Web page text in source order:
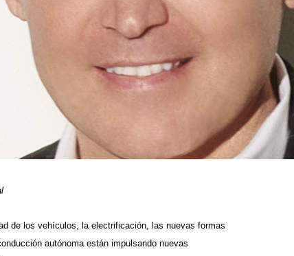
de los vehículos, la electrificación, las nuevas formas
autónoma están impulsando nuevas